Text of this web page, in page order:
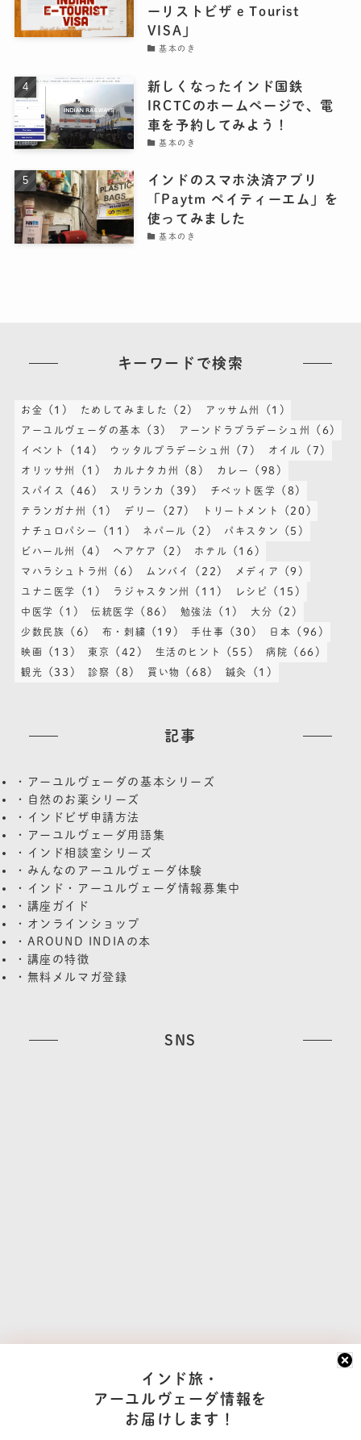
インド旅・
アーユルヴェーダ情報を
お届けします！
ーリストビザ e Tourist
VISA」
基本のき
新しくなったインド国鉄
IRCTCのホームページで、電
車を予約してみよう！
基本のき
インドのスマホ決済アプリ
「Paytm ペイティーエム」を
使ってみました
基本のき
キーワードで検索
お金 (1) ためしてみました (2) アッサム州 (1)
アーユルヴェーダの基本 (3) アーンドラプラデーシュ州 (6)
イベント (14) ウッタルプラデーシュ州 (7) オイル (7)
オリッサ州 (1) カルナタカ州 (8) カレー (98)
スパイス (46) スリランカ (39) チベット医学 (8)
テランガナ州 (1) デリー (27) トリートメント (20)
ナチュロパシー (11) ネパール (2) パキスタン (5)
ビハール州 (4) ヘアケア (2) ホテル (16)
マハラシュトラ州 (6) ムンバイ (22) メディア (9)
ユナニ医学 (1) ラジャスタン州 (11) レシピ (15)
中医学 (1) 伝統医学 (86) 勉強法 (1) 大分 (2)
少数民族 (6) 布・刺繍 (19) 手仕事 (30) 日本 (96)
映画 (13) 東京 (42) 生活のヒント (55) 病院 (66)
観光 (33) 診察 (8) 買い物 (68) 鍼灸 (1)
記事
・アーユルヴェーダの基本シリーズ
・自然のお薬シリーズ
・インドビザ申請方法
・アーユルヴェーダ用語集
・インド相談室シリーズ
・みんなのアーユルヴェーダ体験
・インド・アーユルヴェーダ情報募集中
・講座ガイド
・オンラインショップ
・AROUND INDIAの本
・講座の特徴
・無料メルマガ登録
SNS